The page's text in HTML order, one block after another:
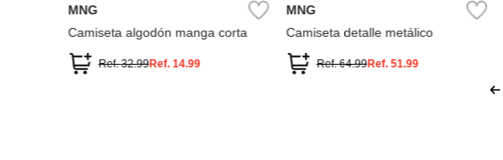
MNG
Camiseta algodón manga corta
Ref.32.99Ref.14.99
MNG
Camiseta detalle metálico
Ref.64.99Ref.51.99